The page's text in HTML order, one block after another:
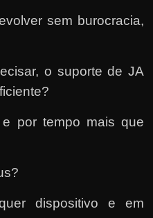
sem burocracia,
o suporte de JA
por tempo mais que
dispositivo e em